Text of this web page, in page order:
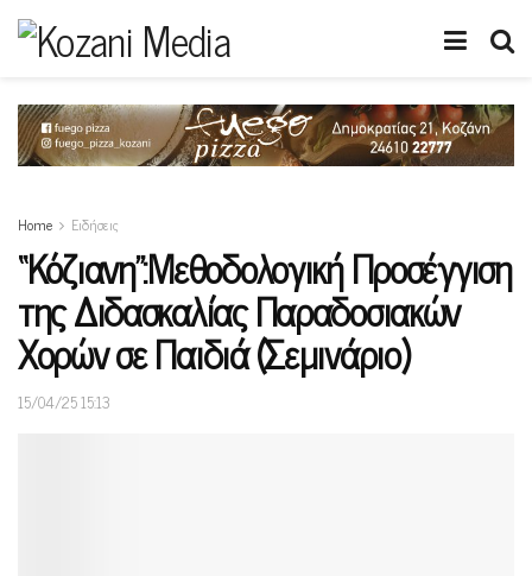
Home Ειδήσεις
“Kόζιανη”:Μεθοδολογική Προσέγγιση
της Διδασκαλίας Παραδοσιακών
Χορών σε Παιδιά (Σεμινάριο)
15/04/25 15:13